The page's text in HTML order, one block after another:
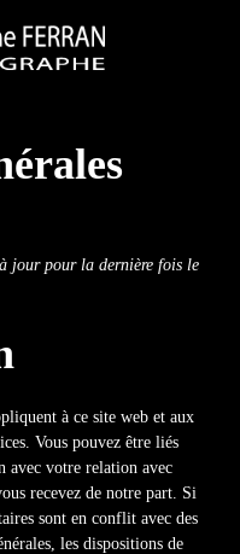
jour pour la dernière fois le
à ce site web et aux
Vous pouvez être liés
avec votre relation avec
recevez de notre part. Si
sont en conflit avec des
les dispositions de